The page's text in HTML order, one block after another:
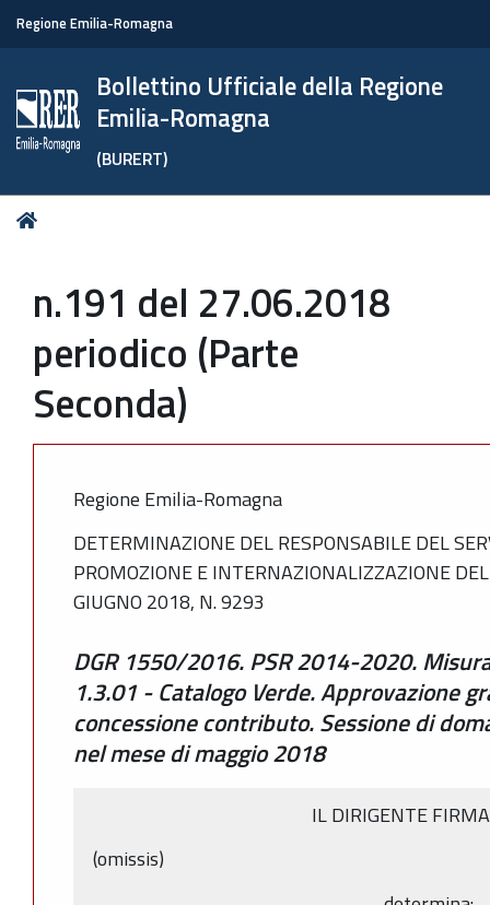
Regione Emilia-Romagna
Bollettino Ufficiale della Regione
Emilia-Romagna
(BURERT)
Tu
n.191 del 27.06.2018
periodico (Parte
Seconda)
Regione Emilia-Romagna
DETERMINAZIONE DEL RESPONSABILE DEL
PROMOZIONE E INTERNAZIONALIZZAZIONE
GIUGNO 2018, N. 9293
DGR 1550/2016. PSR 2014-2020.
1.3.01 - Catalogo Verde. Approvazione
concessione contributo. Sessione di
nel mese di maggio 2018
IL DIRIGENTE
(omissis)